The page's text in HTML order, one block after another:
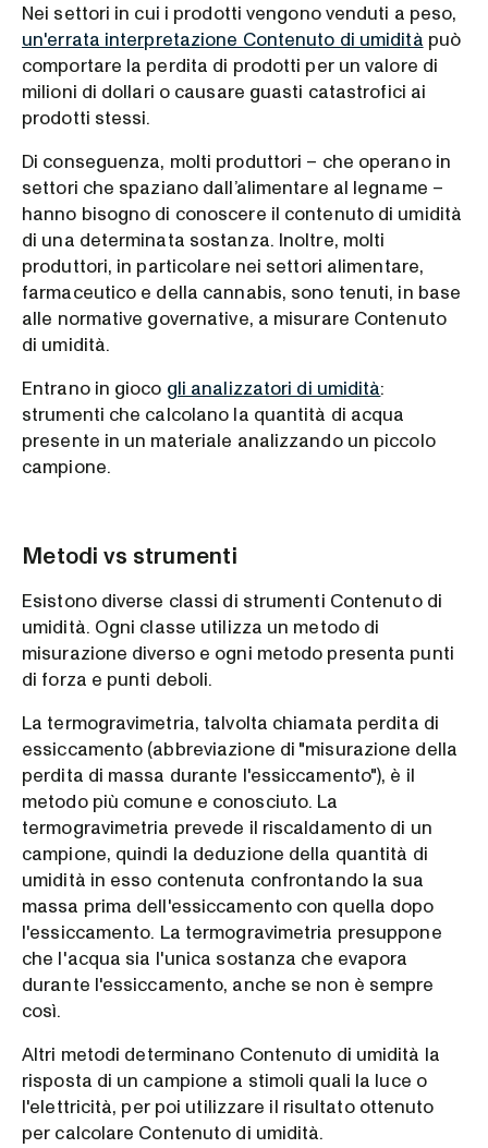
Nei settori in cui i prodotti vengono venduti a peso,
un'errata interpretazione Contenuto di umidità può
comportare la perdita di prodotti per un valore di
milioni di dollari o causare guasti catastrofici ai
prodotti stessi.
Di conseguenza, molti produttori – che operano in
settori che spaziano dall’alimentare al legname –
hanno bisogno di conoscere il contenuto di umidità
di una determinata sostanza. Inoltre, molti
produttori, in particolare nei settori alimentare,
farmaceutico e della cannabis, sono tenuti, in base
alle normative governative, a misurare Contenuto
di umidità.
Entrano in gioco gli analizzatori di umidità:
strumenti che calcolano la quantità di acqua
presente in un materiale analizzando un piccolo
campione.
Metodi vs strumenti
Esistono diverse classi di strumenti Contenuto di
umidità. Ogni classe utilizza un metodo di
misurazione diverso e ogni metodo presenta punti
di forza e punti deboli.
La termogravimetria, talvolta chiamata perdita di
essiccamento (abbreviazione di "misurazione della
perdita di massa durante l'essiccamento"), è il
metodo più comune e conosciuto. La
termogravimetria prevede il riscaldamento di un
campione, quindi la deduzione della quantità di
umidità in esso contenuta confrontando la sua
massa prima dell'essiccamento con quella dopo
l'essiccamento. La termogravimetria presuppone
che l'acqua sia l'unica sostanza che evapora
durante l'essiccamento, anche se non è sempre
così.
Altri metodi determinano Contenuto di umidità la
risposta di un campione a stimoli quali la luce o
l'elettricità, per poi utilizzare il risultato ottenuto
per calcolare Contenuto di umidità.